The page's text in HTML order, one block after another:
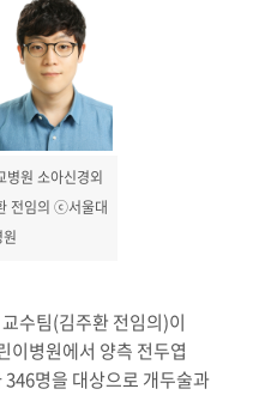
원 소아신경외
전임의 ⓒ서울대
수팀(김주환 전임의)이
이병원에서 양측 전두엽
명을 대상으로 개두술과